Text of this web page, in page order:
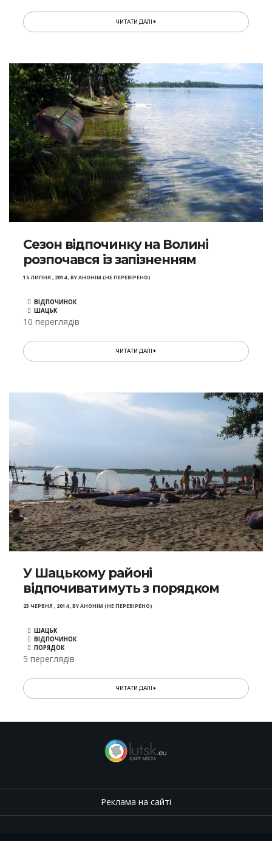
ЧИТАТИ ДАЛІ
Сезон відпочинку на Волині
розпочався із запізненням
15 ЛИПНЯ , 2014,BYАНОНІМ (НЕ ПЕРЕВІРЕНО)
ВІДПОЧИНОК
ШАЦЬК
10 переглядів
ЧИТАТИ ДАЛІ
У Шацькому районі
відпочиватимуть з порядком
23 ЧЕРВНЯ , 2014,BYАНОНІМ (НЕ ПЕРЕВІРЕНО)
ШАЦЬК
ВІДПОЧИНОК
ПОРЯДОК
5 переглядів
ЧИТАТИ ДАЛІ
Реклама на сайті